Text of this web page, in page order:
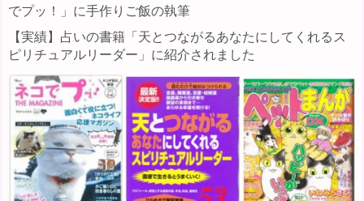
でプッ！」に手作りご飯の執筆
【実績】占いの書籍「天とつながるあなたにしてくれるス
ピリチュアルリーダー」に紹介されました